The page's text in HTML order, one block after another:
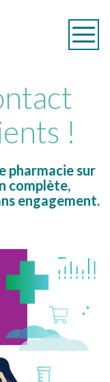
!
pharmacie sur
complète,
engagement.